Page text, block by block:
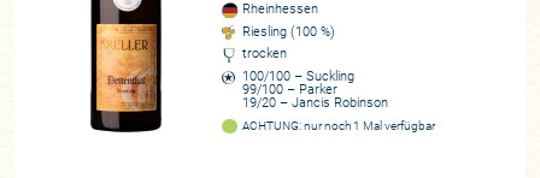
Rheinhessen
Riesling (100 %)
trocken
100/100 – Suckling
99/100 – Parker
19/20 – Jancis Robinson
ACHTUNG: nur noch 1 Mal verfügbar